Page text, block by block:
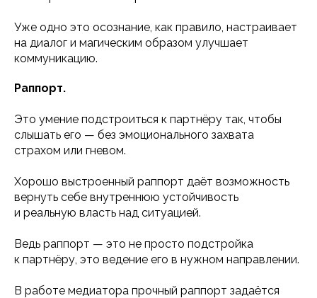
Уже одно это осознание, как правило, настраивает
на диалог и магическим образом улучшает
коммуникацию.
Раппорт.
Это умение подстроиться к партнёру так, чтобы
слышать его — без эмоционального захвата
страхом или гневом.
Хорошо выстроенный раппорт даёт возможность
вернуть себе внутреннюю устойчивость
и реальную власть над ситуацией.
Ведь раппорт — это не просто подстройка
к партнёру, это ведение его в нужном направлении.
В работе медиатора прочный раппорт задаётся